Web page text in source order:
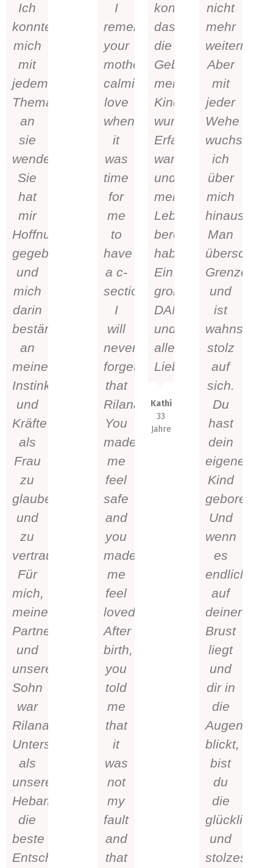
Ich
konnte
mich
mit
jedem
Thema
an
sie
wenden.
Sie
hat
mir
Hoffnung
gegeben
und
mich
darin
bestärkt
an
meine
Instinkte
und
Kräfte
als
Frau
zu
glauben
und
zu
vertrauen.
Für
mich,
meinen
Partner
und
unseren
Sohn
war
Rilana’s
Unterstützung
als
unsere
Hebamme
die
beste
Entscheidung
I
remember
your
motherly
calming
love
when
it
was
time
for
me
to
have
a c-
section.
I
will
never
forget
that
Rilana.
You
made
me
feel
safe
and
you
made
me
feel
loved.
After
birth,
you
told
me
that
it
was
not
my
fault
and
that
konnte,
dass
die
Geburten
meiner
Kinder
wundervolle
Erfahrungen
waren
und
mein
Leben
bereichert
haben.
Ein
großes
DANKE
und
alles
Liebe!
Kathi
33
Jahre
nicht
mehr
Aber
mit
jeder
Wehe
wuchs
ich
über
mich
hinaus.
Man
Grenzen
und
ist
wahnsinnig
stolz
auf
sich.
Du
hast
dein
eigenes
Kind
geboren!
Und
wenn
es
endlich
auf
deiner
Brust
liegt
und
dir in
die
Augen
blickt,
bist
du
die
und
stolzeste